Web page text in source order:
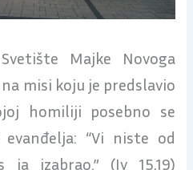
Majke Novoga
misi koju je predslavio
homiliji posebno se
“Vi niste od
izabrao.” (Iv 15,19)